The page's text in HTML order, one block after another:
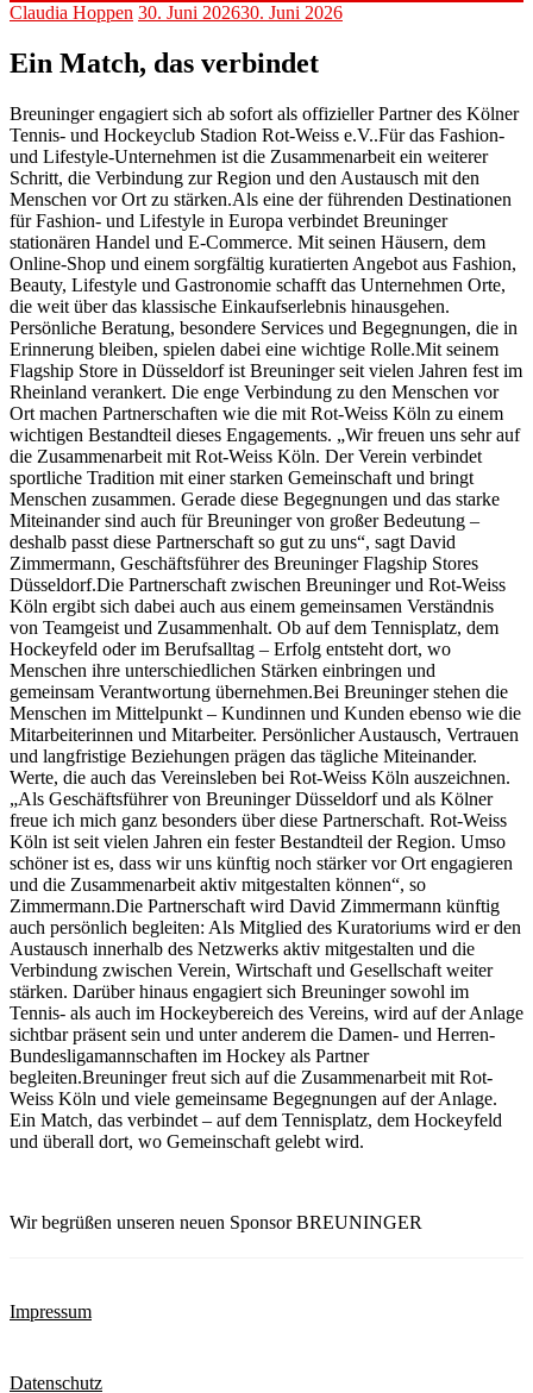
Claudia Hoppen 30. Juni 202630. Juni 2026
Ein Match, das verbindet
Breuninger engagiert sich ab sofort als offizieller Partner des Kölner
Tennis- und Hockeyclub Stadion Rot-Weiss e.V..Für das Fashion-
und Lifestyle-Unternehmen ist die Zusammenarbeit ein weiterer
Schritt, die Verbindung zur Region und den Austausch mit den
Menschen vor Ort zu stärken.Als eine der führenden Destinationen
für Fashion- und Lifestyle in Europa verbindet Breuninger
stationären Handel und E-Commerce. Mit seinen Häusern, dem
Online-Shop und einem sorgfältig kuratierten Angebot aus Fashion,
Beauty, Lifestyle und Gastronomie schafft das Unternehmen Orte,
die weit über das klassische Einkaufserlebnis hinausgehen.
Persönliche Beratung, besondere Services und Begegnungen, die in
Erinnerung bleiben, spielen dabei eine wichtige Rolle.Mit seinem
Flagship Store in Düsseldorf ist Breuninger seit vielen Jahren fest im
Rheinland verankert. Die enge Verbindung zu den Menschen vor
Ort machen Partnerschaften wie die mit Rot-Weiss Köln zu einem
wichtigen Bestandteil dieses Engagements. „Wir freuen uns sehr auf
die Zusammenarbeit mit Rot-Weiss Köln. Der Verein verbindet
sportliche Tradition mit einer starken Gemeinschaft und bringt
Menschen zusammen. Gerade diese Begegnungen und das starke
Miteinander sind auch für Breuninger von großer Bedeutung –
deshalb passt diese Partnerschaft so gut zu uns“, sagt David
Zimmermann, Geschäftsführer des Breuninger Flagship Stores
Düsseldorf.Die Partnerschaft zwischen Breuninger und Rot-Weiss
Köln ergibt sich dabei auch aus einem gemeinsamen Verständnis
von Teamgeist und Zusammenhalt. Ob auf dem Tennisplatz, dem
Hockeyfeld oder im Berufsalltag – Erfolg entsteht dort, wo
Menschen ihre unterschiedlichen Stärken einbringen und
gemeinsam Verantwortung übernehmen.Bei Breuninger stehen die
Menschen im Mittelpunkt – Kundinnen und Kunden ebenso wie die
Mitarbeiterinnen und Mitarbeiter. Persönlicher Austausch, Vertrauen
und langfristige Beziehungen prägen das tägliche Miteinander.
Werte, die auch das Vereinsleben bei Rot-Weiss Köln auszeichnen.
„Als Geschäftsführer von Breuninger Düsseldorf und als Kölner
freue ich mich ganz besonders über diese Partnerschaft. Rot-Weiss
Köln ist seit vielen Jahren ein fester Bestandteil der Region. Umso
schöner ist es, dass wir uns künftig noch stärker vor Ort engagieren
und die Zusammenarbeit aktiv mitgestalten können“, so
Zimmermann.Die Partnerschaft wird David Zimmermann künftig
auch persönlich begleiten: Als Mitglied des Kuratoriums wird er den
Austausch innerhalb des Netzwerks aktiv mitgestalten und die
Verbindung zwischen Verein, Wirtschaft und Gesellschaft weiter
stärken. Darüber hinaus engagiert sich Breuninger sowohl im
Tennis- als auch im Hockeybereich des Vereins, wird auf der Anlage
sichtbar präsent sein und unter anderem die Damen- und Herren-
Bundesligamannschaften im Hockey als Partner
begleiten.Breuninger freut sich auf die Zusammenarbeit mit Rot-
Weiss Köln und viele gemeinsame Begegnungen auf der Anlage.
Ein Match, das verbindet – auf dem Tennisplatz, dem Hockeyfeld
und überall dort, wo Gemeinschaft gelebt wird.
Wir begrüßen unseren neuen Sponsor BREUNINGER
Impressum
Datenschutz